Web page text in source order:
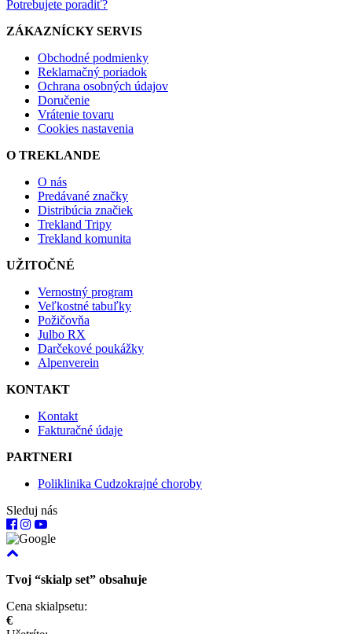
Potrebujete poradiť?
ZÁKAZNÍCKY SERVIS
Obchodné podmienky
Reklamačný poriadok
Ochrana osobných údajov
Doručenie
Vrátenie tovaru
Cookies nastavenia
O TREKLANDE
O nás
Predávané značky
Distribúcia značiek
Trekland Tripy
Trekland komunita
UŽITOČNÉ
Vernostný program
Veľkostné tabuľky
Požičovňa
Julbo RX
Darčekové poukážky
Alpenverein
KONTAKT
Kontakt
Fakturačné údaje
PARTNERI
Poliklinika Cudzokrajné choroby
Sleduj nás
Tvoj “skialp set” obsahuje
Cena skialpsetu:
€